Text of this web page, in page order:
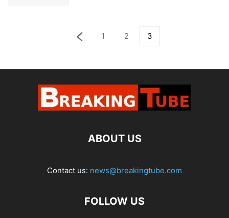
1 2 3
ABOUT US
Contact us: news@breakingtube.com
FOLLOW US